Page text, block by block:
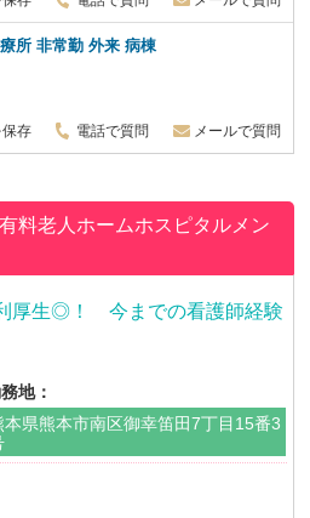
所 非常勤 外来 病棟
存 電話で質問 メールで質問
料老人ホームホスピタルメン
厚生◎！ 今までの看護師経験
地：
本県熊本市南区御幸笛田7丁目15番3